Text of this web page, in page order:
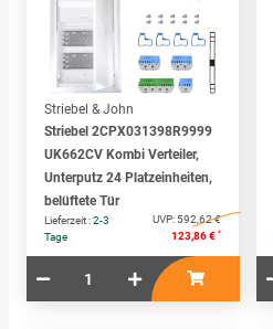
Striebel & John
Striebel 2CPX031398R9999
UK662CV Kombi Verteiler,
Unterputz 24 Platzeinheiten,
belüftete Tür
Lieferzeit :2-3
Tage
UVP: 592,62 €
123,86 € *